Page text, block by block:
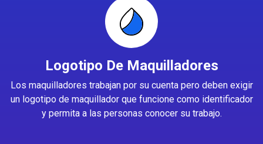
Logotipo De Maquilladores
Los maquilladores trabajan por su cuenta pero deben exigir
un logotipo de maquillador que funcione como identificador
y permita a las personas conocer su trabajo.